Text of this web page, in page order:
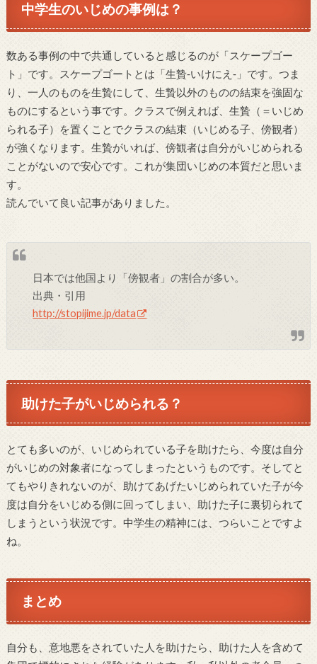
中学生のいじめの事例は？
数ある事例の中で共通していると感じるのが「スケープゴー
ト」です。スケープゴートとは「生贄‐いけにえ‐」です。つま
り、一人のものを生贄にして、生贄以外のものの結束を強固な
ものにするという事です。クラスで例えれば、生贄（＝いじめ
られる子）を置くことでクラスの結束（いじめる子、傍観者）
が強くなります。生贄がいれば、傍観者は自分がいじめられる
ことがないので安心です。これが集団いじめの本質だと思いま
す。
読んでいて良い記事がありました。
日本では他国より「傍観者」の割合が多い。
出典・引用
http://stopijime.jp/data
助けた子がいじめられる？
とても多いのが、いじめられている子を助けたら、今度は自分
がいじめの対象者になってしまったというものです。そしてと
てもやりきれないのが、助けてあげたいじめられていた子が今
度は自分をいじめる側に回ってしまい、助けた子に裏切られて
しまうという状況です。中学生の精神には、つらいことですよ
ね。
まとめ
自分も、意地悪をされていた人を助けたら、助けた人を含めて